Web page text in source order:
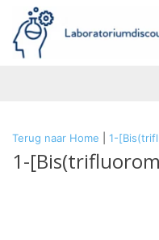
Terug naar Home 1-
1-